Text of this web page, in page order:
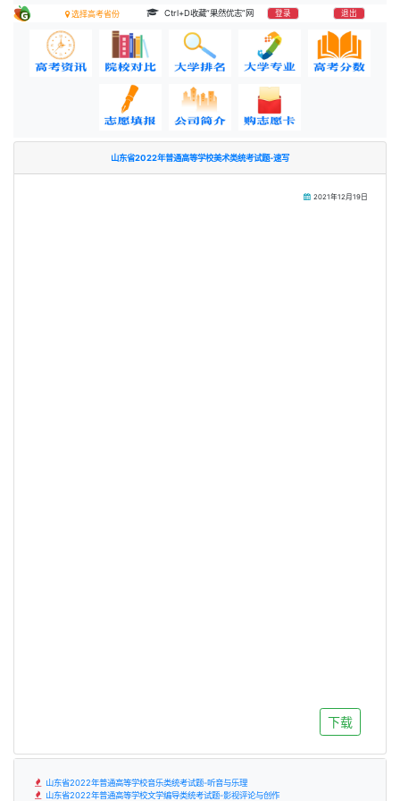
选择高考省份 Ctrl+D收藏“果然优志”网 登录 退出
山东省2022年普通高等学校美术类统考试题-速写
2021年12月19日
下载
山东省2022年普通高等学校音乐类统考试题-听音与乐理
山东省2022年普通高等学校文学编导类统考试题-影视评论与创作